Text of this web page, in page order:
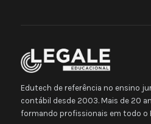
Edutech de referência no ensino
contábil desde 2003. Mais de 20
formando profissionais em todo o